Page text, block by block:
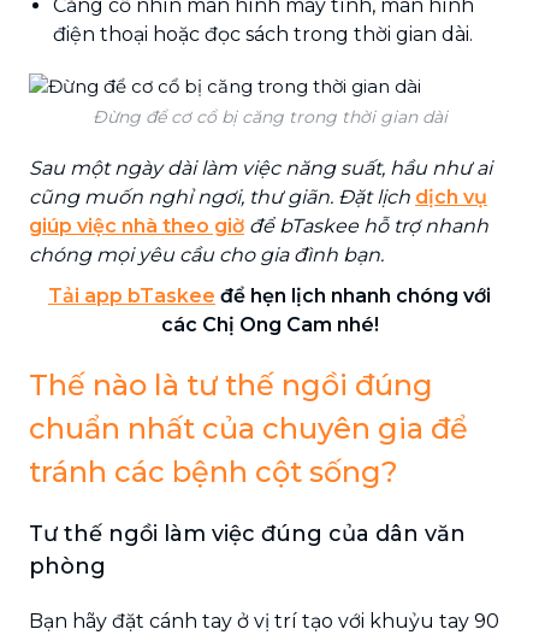
Căng cổ nhìn màn hình máy tính, màn hình
điện thoại hoặc đọc sách trong thời gian dài.
Đừng để cơ cổ bị căng trong thời gian dài
Sau một ngày dài làm việc năng suất, hầu như ai
cũng muốn nghỉ ngơi, thư giãn. Đặt lịch dịch vụ
giúp việc nhà theo giờ để bTaskee hỗ trợ nhanh
chóng mọi yêu cầu cho gia đình bạn.
Tải app bTaskee để hẹn lịch nhanh chóng với
các Chị Ong Cam nhé!
Thế nào là tư thế ngồi đúng
chuẩn nhất của chuyên gia để
tránh các bệnh cột sống?
Tư thế ngồi làm việc đúng của dân văn
phòng
Bạn hãy đặt cánh tay ở vị trí tạo với khuỷu tay 90